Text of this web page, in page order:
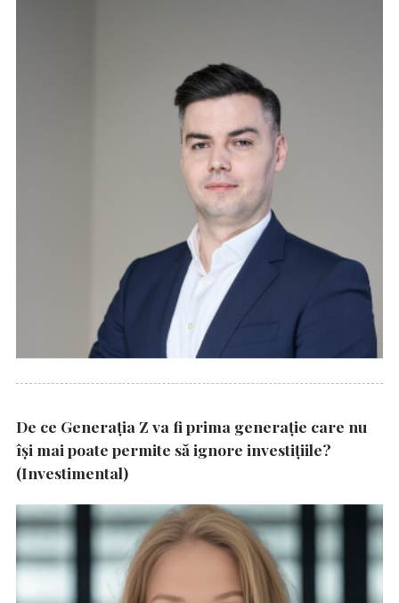
De ce Generația Z va fi prima generație care nu
își mai poate permite să ignore investițiile?
(Investimental)